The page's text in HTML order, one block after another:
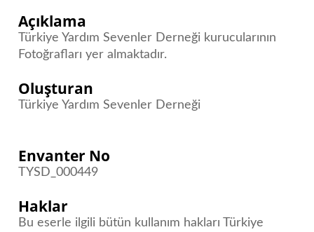
Açıklama
Türkiye Yardım Sevenler Derneği kurucularının
Fotoğrafları yer almaktadır.
Oluşturan
Türkiye Yardım Sevenler Derneği
Envanter No
TYSD_000449
Haklar
Bu eserle ilgili bütün kullanım hakları Türkiye